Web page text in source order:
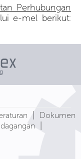
Perhubungan
e-mel berikut:
| Dokumen
|